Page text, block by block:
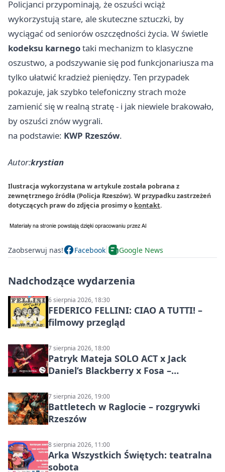
Policjanci przypominają, że oszuści wciąż
wykorzystują stare, ale skuteczne sztuczki, by
wyciągać od seniorów oszczędności życia. W świetle
kodeksu karnegotaki mechanizm to klasyczne
oszustwo, a podszywanie się pod funkcjonariusza ma
tylko ułatwić kradzież pieniędzy. Ten przypadek
pokazuje, jak szybko telefoniczny strach może
zamienić się w realną stratę - i jak niewiele brakowało,
by oszuści znów wygrali.
na podstawie: KWP Rzeszów.
Autor:krystian
Ilustracja wykorzystana w artykule została pobrana z
zewnętrznego źródła (Policja Rzeszów). W przypadku zastrzeżeń
dotyczących praw do zdjęcia prosimy o kontakt.
Zaobserwuj nas! Facebook Google News
Nadchodzące wydarzenia
6 sierpnia 2026, 18:30
FEDERICO FELLINI: CIAO A TUTTI! –
filmowy przegląd
7 sierpnia 2026, 18:00
Patryk Mateja SOLO ACT x Jack
Daniel’s Blackberry x Fosa –
7 sierpnia 2026, 19:00
Battletech w Raglocie – rozgrywki
Rzeszów
8 sierpnia 2026, 11:00
Arka Wszystkich Świętych: teatralna
sobota